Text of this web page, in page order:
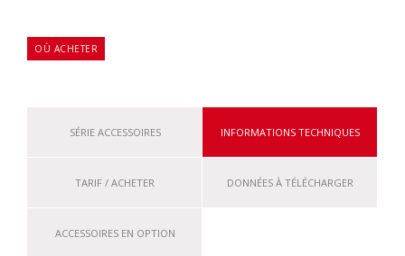
OÙ ACHETER
SÉRIE ACCESSOIRES INFORMATIONS TECHNIQUES
TARIF / ACHETER DONNÉES À TÉLÉCHARGER
ACCESSOIRES EN OPTION